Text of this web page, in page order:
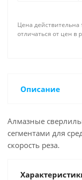
Цена действительна
отличаться от цен в
Описание
Алмазные
сегментами для
скорость реза.